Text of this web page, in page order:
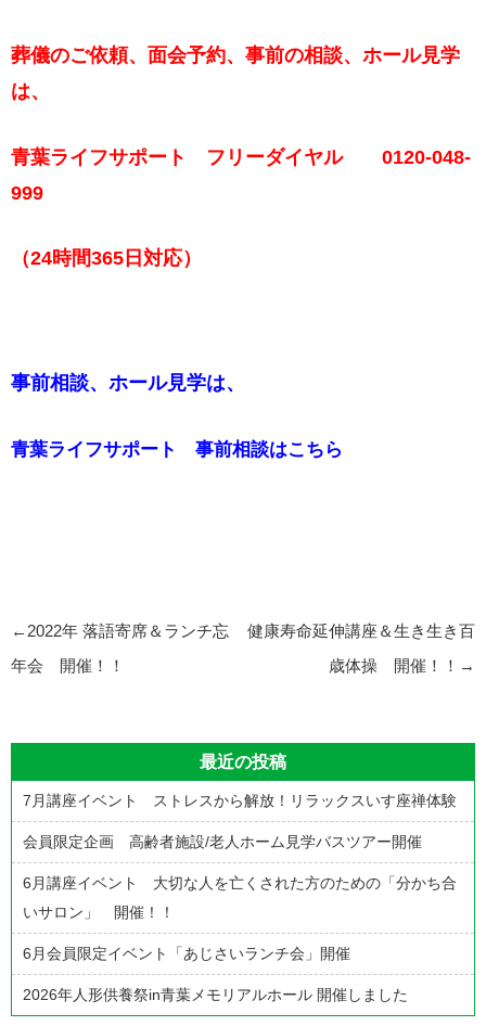
葬儀のご依頼、面会予約、事前の相談、ホール見学
は、
青葉ライフサポート フリーダイヤル 0120-048-
999
（24時間365日対応）
事前相談、ホール見学は、
青葉ライフサポート 事前相談はこちら
投
稿
ー
シ
ョ
ン
健康寿命延伸講座＆生き生き百
歳体操 開催！！ →
← 2022年 落語寄席＆ランチ忘
年会 開催！！
最近の投稿
7月講座イベント ストレスから解放！リラックスいす座禅体験
会員限定企画 高齢者施設/老人ホーム見学バスツアー開催
6月講座イベント 大切な人を亡くされた方のための「分かち合
いサロン」 開催！！
6月会員限定イベント「あじさいランチ会」開催
2026年人形供養祭in青葉メモリアルホール 開催しました